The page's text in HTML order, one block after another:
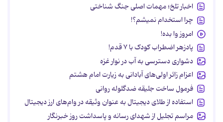
اخبار تلخ؛ مهمات اصلی جنگ شناختی
چرا استخدام نمیشم؟!
امروز وا بده!
پادزهر اضطراب کودک با ۷ قدم!
دشواری دسترسی به آب در نوار غزه
اعزام زائر اولی‌های آبادانی به زیارت امام هشتم
فرمول ساخت جلیقه ضدگلوله روانی
استفاده از طلای دیجیتال به عنوان وثیقه در وام‌های ارز دیجیتال
مراسم تجلیل از شهدای رسانه و پاسداشت روز خبرنگار